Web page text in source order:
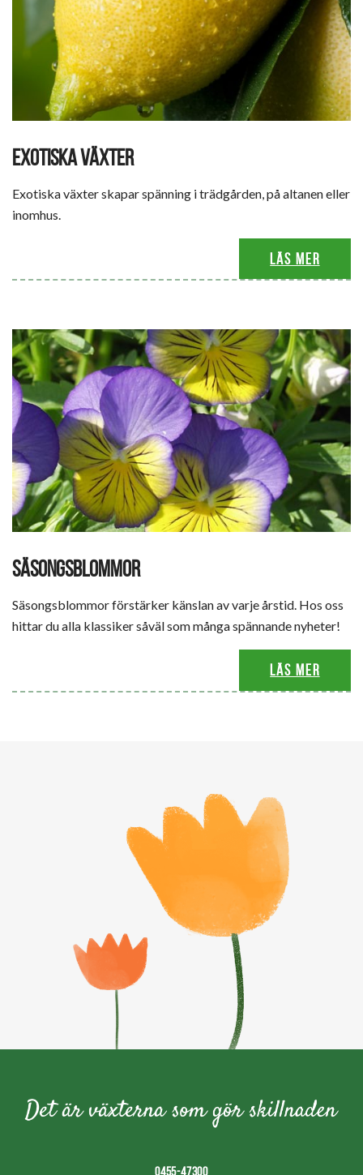
EXOTISKA VÄXTER
Exotiska växter skapar spänning i trädgården, på altanen eller
inomhus.
Läs mer
SÄSONGSBLOMMOR
Säsongsblommor förstärker känslan av varje årstid. Hos oss
hittar du alla klassiker såväl som många spännande nyheter!
Läs mer
0455-47300